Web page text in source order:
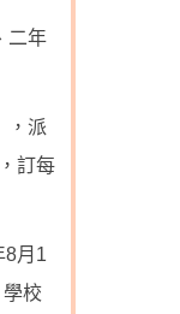
二年
，派
訂每
8月1
校